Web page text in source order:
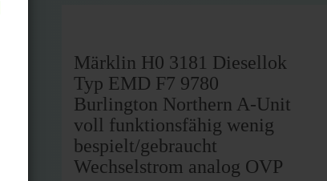
Märklin H0 3181 Diesellok
Typ EMD F7 9780
Burlington Northern A-Unit
voll funktionsfähig wenig
bespielt/gebraucht
Wechselstrom analog OVP